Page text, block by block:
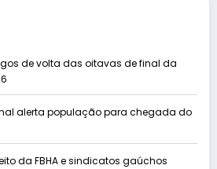
de volta das oitavas de final da
alerta população para chegada do
da FBHA e sindicatos gaúchos